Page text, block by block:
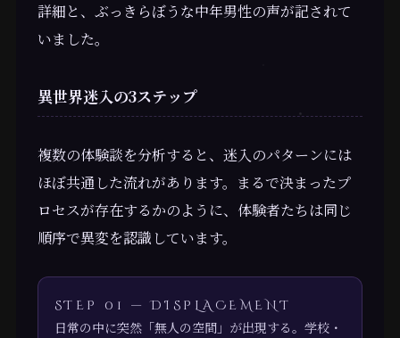
詳細と、ぶっきらぼうな中年男性の声が記されて
いました。
異世界迷入の3ステップ
複数の体験談を分析すると、迷入のパターンには
ほぼ共通した流れがあります。まるで決まったプ
ロセスが存在するかのように、体験者たちは同じ
順序で異変を認識しています。
STEP 01 — DISPLACEMENT
日常の中に突然「無人の空間」が出現する。学校・